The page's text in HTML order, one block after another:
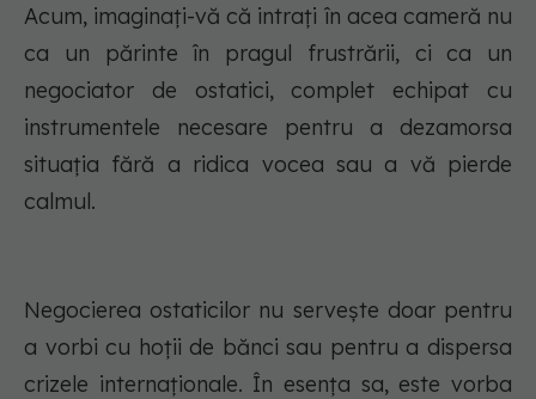
Acum, imaginați-vă că intrați în acea cameră nu
ca un părinte în pragul frustrării, ci ca un
negociator de ostatici, complet echipat cu
instrumentele necesare pentru a dezamorsa
situația fără a ridica vocea sau a vă pierde
calmul.
Negocierea ostaticilor nu servește doar pentru
a vorbi cu hoții de bănci sau pentru a dispersa
crizele internaționale. În esența sa, este vorba